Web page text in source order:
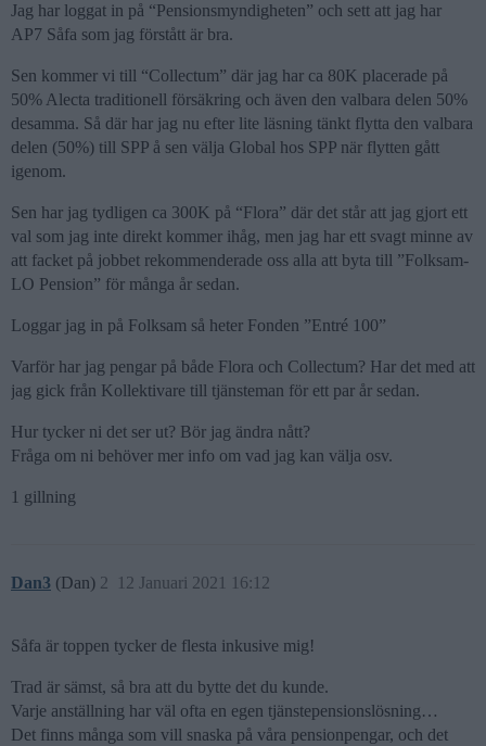
Jag har loggat in på “Pensionsmyndigheten” och sett att jag har
AP7 Såfa som jag förstått är bra.
Sen kommer vi till “Collectum” där jag har ca 80K placerade på
50% Alecta traditionell försäkring och även den valbara delen 50%
desamma. Så där har jag nu efter lite läsning tänkt flytta den valbara
delen (50%) till SPP å sen välja Global hos SPP när flytten gått
igenom.
Sen har jag tydligen ca 300K på “Flora” där det står att jag gjort ett
val som jag inte direkt kommer ihåg, men jag har ett svagt minne av
att facket på jobbet rekommenderade oss alla att byta till ”Folksam-
LO Pension” för många år sedan.
Loggar jag in på Folksam så heter Fonden ”Entré 100”
Varför har jag pengar på både Flora och Collectum? Har det med att
jag gick från Kollektivare till tjänsteman för ett par år sedan.
Hur tycker ni det ser ut? Bör jag ändra nått?
Fråga om ni behöver mer info om vad jag kan välja osv.
1 gillning
Dan3 (Dan) 12 Januari 2021 16:12
2
Såfa är toppen tycker de flesta inkusive mig!
Trad är sämst, så bra att du bytte det du kunde.
Varje anställning har väl ofta en egen tjänstepensionslösning…
Det finns många som vill snaska på våra pensionpengar, och det